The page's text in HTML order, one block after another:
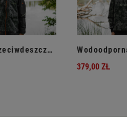
Kurtka przeciwdeszczowa
379,00 ZŁ